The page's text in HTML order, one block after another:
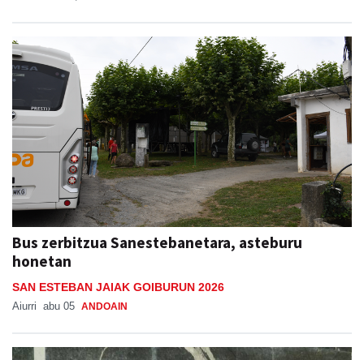
Bus zerbitzua Sanestebanetara, asteburu
honetan
SAN ESTEBAN JAIAK GOIBURUN 2026
Aiurri abu 05 ANDOAIN